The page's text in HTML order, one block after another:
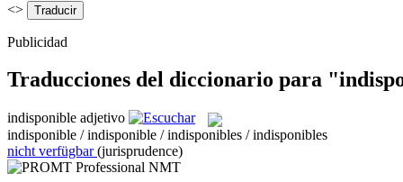
<>
Publicidad
Traducciones del diccionario para
indisponible adjetivo
indisponible / indisponible / indisponibles / indisponibles
nicht verfügbar (jurisprudence)